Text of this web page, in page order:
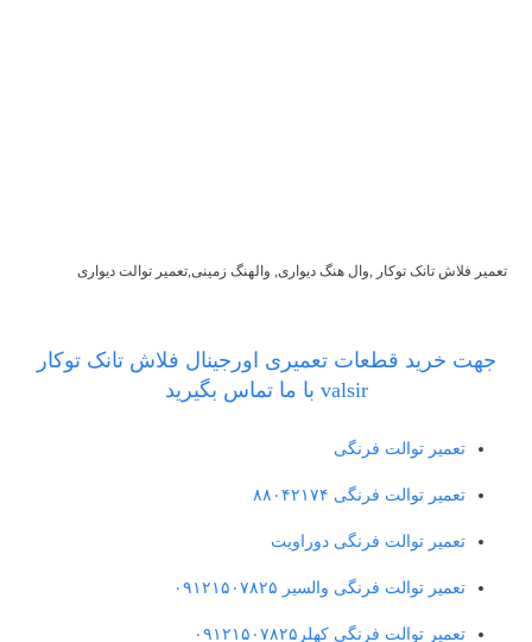
تعمیر فلاش تانک توکار ,وال هنگ دیواری, والهنگ زمینی,تعمیر توالت دیواری
جهت خرید قطعات تعمیری اورجینال فلاش تانک توکار
valsir با ما تماس بگیرید
تعمیر توالت فرنگی
تعمیر توالت فرنگی ۸۸۰۴۲۱۷۴
تعمیر توالت فرنگی دوراویت
تعمیر توالت فرنگی والسیر ۰۹۱۲۱۵۰۷۸۲۵
تعمیر توالت فرنگی کهلر۰۹۱۲۱۵۰۷۸۲۵